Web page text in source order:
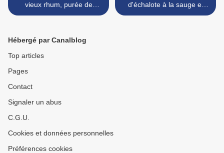
vieux rhum, purée de
patate douce vanillée
d'échalote à la sauge et
galettes de sarrasin >
Hébergé par Canalblog
Top articles
Pages
Contact
Signaler un abus
C.G.U.
Cookies et données personnelles
Préférences cookies